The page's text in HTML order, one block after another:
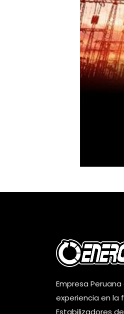
Empresa
experiencia en la
Estabilizadores